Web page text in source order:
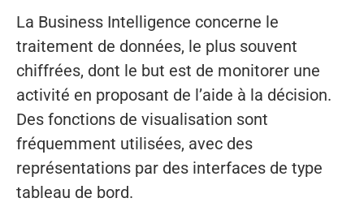
La Business Intelligence concerne le
traitement de données, le plus souvent
chiffrées, dont le but est de monitorer une
activité en proposant de l’aide à la décision.
Des fonctions de visualisation sont
fréquemment utilisées, avec des
représentations par des interfaces de type
tableau de bord.